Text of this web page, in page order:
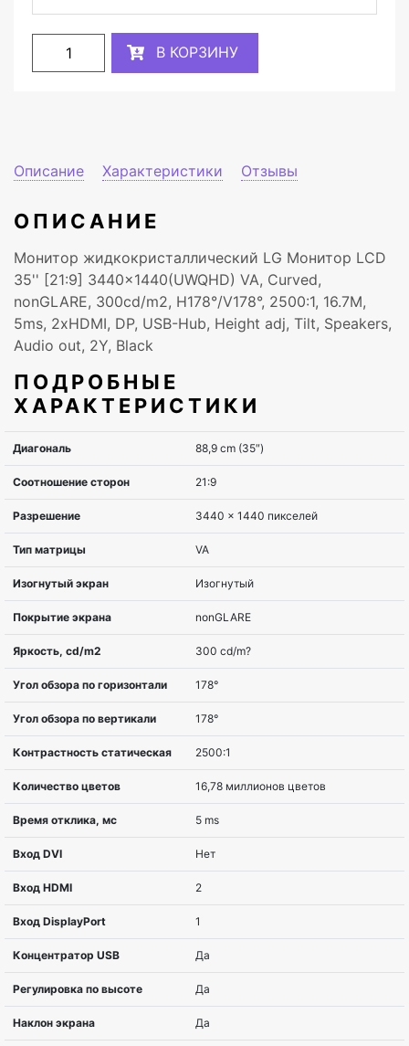
В КОРЗИНУ
Описание Характеристики Отзывы
ОПИСАНИЕ
Монитор жидкокристаллический LG Монитор LCD
35'' [21:9] 3440x1440(UWQHD) VA, Curved,
nonGLARE, 300cd/m2, H178°/V178°, 2500:1, 16.7M,
5ms, 2xHDMI, DP, USB-Hub, Height adj, Tilt, Speakers,
Audio out, 2Y, Black
ПОДРОБНЫЕ
ХАРАКТЕРИСТИКИ
Диагональ 88,9 cm (35″)
Соотношение сторон
Разрешение
Тип матрицы VA